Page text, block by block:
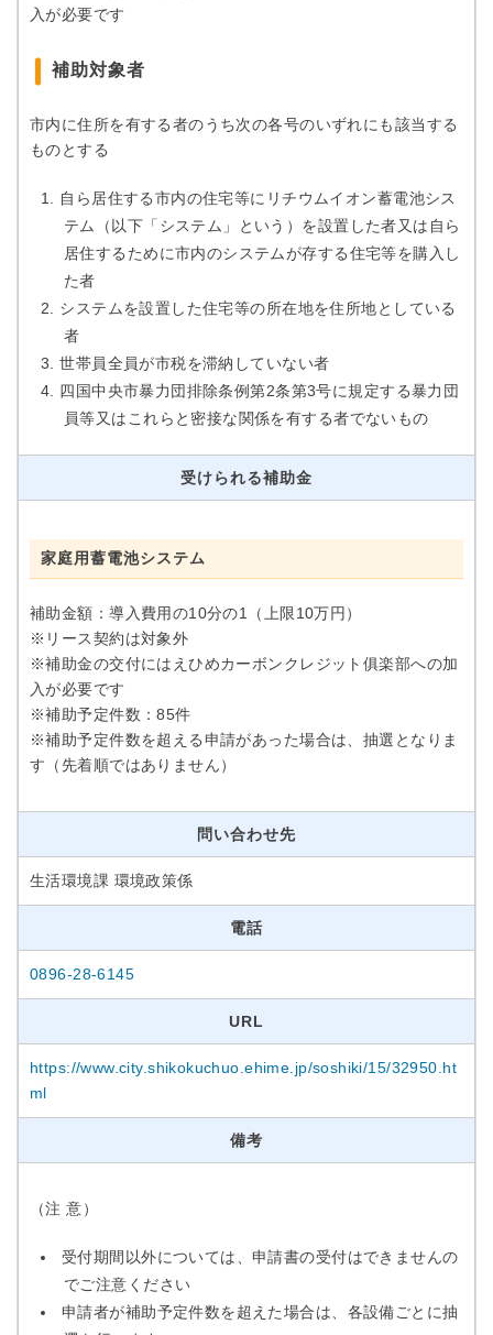
入が必要です
補助対象者
市内に住所を有する者のうち次の各号のいずれにも該当する
ものとする
自ら居住する市内の住宅等にリチウムイオン蓄電池シス
テム（以下「システム」という）を設置した者又は自ら
居住するために市内のシステムが存する住宅等を購入し
た者
システムを設置した住宅等の所在地を住所地としている
者
世帯員全員が市税を滞納していない者
四国中央市暴力団排除条例第2条第3号に規定する暴力団
員等又はこれらと密接な関係を有する者でないもの
受けられる補助金
家庭用蓄電池システム
補助金額：導入費用の10分の1（上限10万円）
※リース契約は対象外
※補助金の交付にはえひめカーボンクレジット俱楽部への加
入が必要です
※補助予定件数：85件
※補助予定件数を超える申請があった場合は、抽選となりま
す（先着順ではありません）
問い合わせ先
生活環境課 環境政策係
電話
0896-28-6145
URL
https://www.city.shikokuchuo.ehime.jp/soshiki/15/32950.ht
ml
備考
（注 意）
受付期間以外については、申請書の受付はできませんの
でご注意ください
申請者が補助予定件数を超えた場合は、各設備ごとに抽